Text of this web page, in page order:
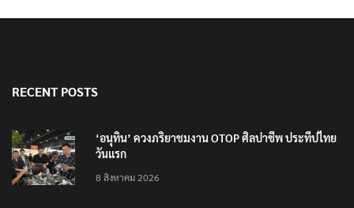
RECENT POSTS
‘อนุทิน’ ควงภริยาชมงาน OTOP ศิลปาชีพ ประทีปไทย
วันแรก
8 สิงหาคม 2026